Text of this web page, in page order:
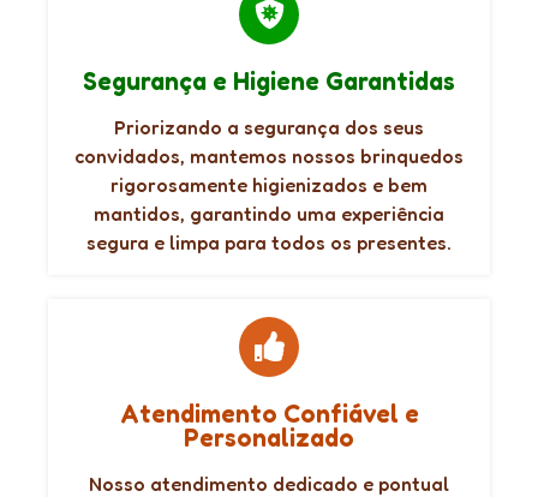
Segurança e Higiene Garantidas
Priorizando a segurança dos seus
convidados, mantemos nossos brinquedos
rigorosamente higienizados e bem
mantidos, garantindo uma experiência
segura e limpa para todos os presentes.
Atendimento Confiável e
Personalizado
Nosso atendimento dedicado e pontual